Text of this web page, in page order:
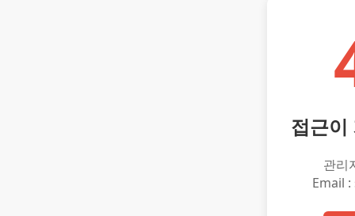
접근이
관리
Email